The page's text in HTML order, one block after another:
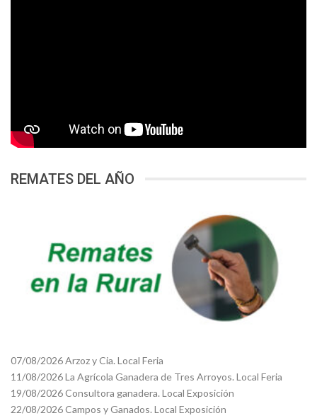
REMATES DEL AÑO
07/08/2026 Arzoz y Cia. Local Feria
11/08/2026 La Agrícola Ganadera de Tres Arroyos. Local Feria
19/08/2026 Consultora ganadera. Local Exposición
22/08/2026 Campos y Ganados. Local Exposición